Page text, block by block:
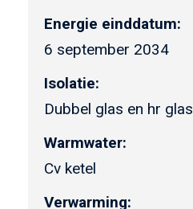
Energie einddatum:
6 september 2034
Isolatie:
Dubbel glas en hr glas
Warmwater:
Cv ketel
Verwarming: